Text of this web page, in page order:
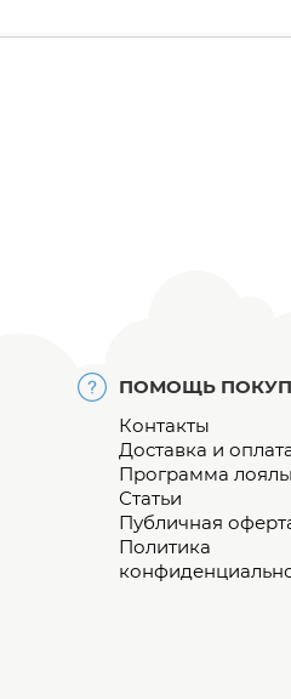
ПОМОЩЬ
Контакты
Доставка и
Программа
Статьи
Публичная
Политика